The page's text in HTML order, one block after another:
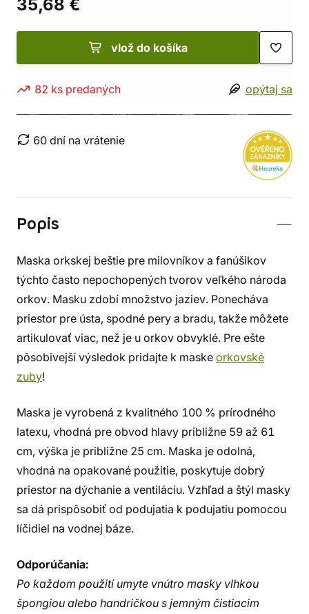
35,68 €
vlož do košíka
82 ks predaných opýtaj sa
60 dní na vrátenie
Popis
Maska orkskej beštie pre milovníkov a fanúšikov
týchto často nepochopených tvorov veľkého národa
orkov. Masku zdobí množstvo jaziev. Ponecháva
priestor pre ústa, spodné pery a bradu, takže môžete
artikulovať viac, než je u orkov obvyklé. Pre ešte
pôsobivejší výsledok pridajte k maske orkovské
zuby!
Maska je vyrobená z kvalitného 100 % prírodného
latexu, vhodná pre obvod hlavy približne 59 až 61
cm, výška je približne 25 cm. Maska je odolná,
vhodná na opakované použitie, poskytuje dobrý
priestor na dýchanie a ventiláciu. Vzhľad a štýl masky
sa dá prispôsobiť od podujatia k podujatiu pomocou
líčidiel na vodnej báze.
Odporúčania:
Po každom použití umyte vnútro masky vlhkou
špongiou alebo handričkou s jemným čistiacim